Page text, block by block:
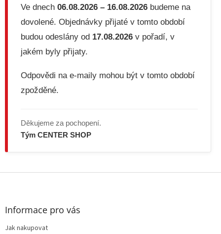
v
k
y
v
s
u
Ve dnech 06.08.2026 – 16.08.2026 budeme na
dovolené. Objednávky přijaté v tomto období
budou odeslány od 17.08.2026 v pořadí, v
jakém byly přijaty.
Odpovědi na e-maily mohou být v tomto období
zpožděné.
Děkujeme za pochopení.
Tým CENTER SHOP
Z
Informace pro vás
Jak nakupovat